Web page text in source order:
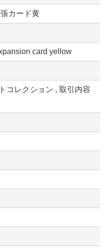
カード黄
card yellow
コレクション , 取引内容